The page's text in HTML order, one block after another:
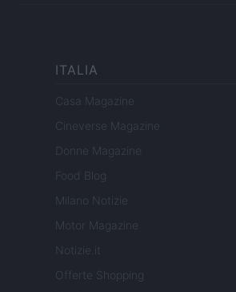
ITALIA
Casa Magazine
Cineverse Magazine
Donne Magazine
Food Blog
Milano Notizie
Motor Magazine
Notizie.it
Offerte Shopping